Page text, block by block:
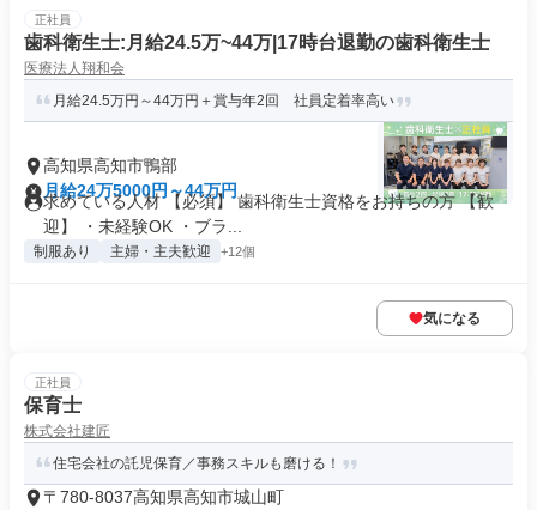
正社員
歯科衛生士:月給24.5万~44万|17時台退勤の歯科衛生士
医療法人翔和会
月給24.5万円～44万円＋賞与年2回 社員定着率高い
高知県高知市鴨部
月給24万5000円～44万円
求めている人材 【必須】 歯科衛生士資格をお持ちの方 【歓
迎】 ・未経験OK ・ブラ...
制服あり 主婦・主夫歓迎 +12個
気になる
正社員
保育士
株式会社建匠
住宅会社の託児保育／事務スキルも磨ける！
〒780-8037高知県高知市城山町